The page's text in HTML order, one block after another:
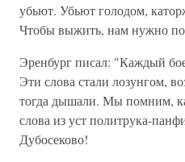
убьют. Убьют голодом,
Чтобы выжить, нам нужно
Эренбург писал: "Каждый
Эти слова стали лозунгом,
тогда дышали. Мы помним,
слова из уст политрука-
Дубосеково!